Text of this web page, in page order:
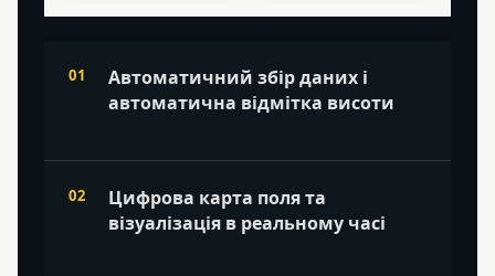
Автоматичний збір даних і
автоматична відмітка висоти
Цифрова карта поля та
візуалізація в реальному часі